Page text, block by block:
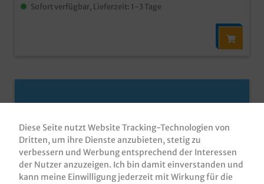
Sofort verfügbar, Lieferzeit: 1-3 Tage
Diese Seite nutzt Website Tracking-Technologien von
Dritten, um ihre Dienste anzubieten, stetig zu
verbessern und Werbung entsprechend der Interessen
der Nutzer anzuzeigen. Ich bin damit einverstanden und
kann meine Einwilligung jederzeit mit Wirkung für die